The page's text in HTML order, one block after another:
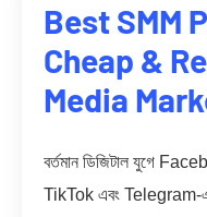
Best SMM
Cheap &
Media
বর্তমান ডিজিটাল যুগে
TikTok এবং Telegram-এর